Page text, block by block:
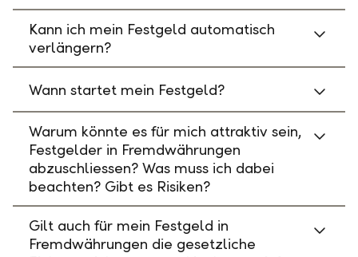
Kann ich mein Festgeld automatisch
verlängern?
Wann startet mein Festgeld?
Warum könnte es für mich attraktiv sein,
Festgelder in Fremdwährungen
abzuschliessen? Was muss ich dabei
beachten? Gibt es Risiken?
Gilt auch für mein Festgeld in
Fremdwährungen die gesetzliche